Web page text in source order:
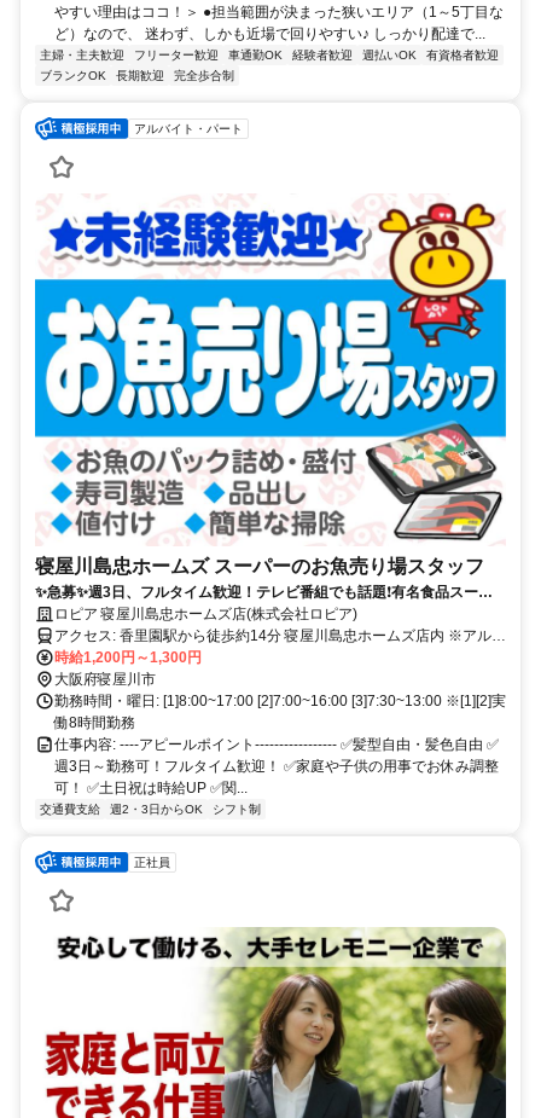
やすい理由はココ！＞ ●担当範囲が決まった狭いエリア（1～5丁目な
ど）なので、 迷わず、しかも近場で回りやすい♪ しっかり配達で...
主婦・主夫歓迎 フリーター歓迎 車通勤OK 経験者歓迎 週払いOK
有資格者歓迎
ブランクOK
長期歓迎 完全歩合制
アルバイト・パート
寝屋川島忠ホームズ スーパーのお魚売り場スタッフ
✨急募✨週3日、フルタイム歓迎！テレビ番組でも話題❗︎有名食品スーパ
ーでスタッフ募集❗︎土日は時給UP❗︎
ロピア 寝屋川島忠ホームズ店(株式会社ロピア)
アクセス: 香里園駅から徒歩約14分 寝屋川島忠ホームズ店内 ※アル・
プラザ香里園さん、マルハン寝屋川店さんの近くにございます。
時給1,200円～1,300円
大阪府寝屋川市
勤務時間・曜日: [1]8:00~17:00 [2]7:00~16:00 [3]7:30~13:00 ※[1][2]実
働8時間勤務
仕事内容: ----アピールポイント----------------- ✅髪型自由・髪色自由 ✅️
週3日～勤務可！フルタイム歓迎！ ✅️家庭や子供の用事でお休み調整
可！ ✅️土日祝は時給UP ✅️関...
交通費支給 週2・3日からOK シフト制
正社員